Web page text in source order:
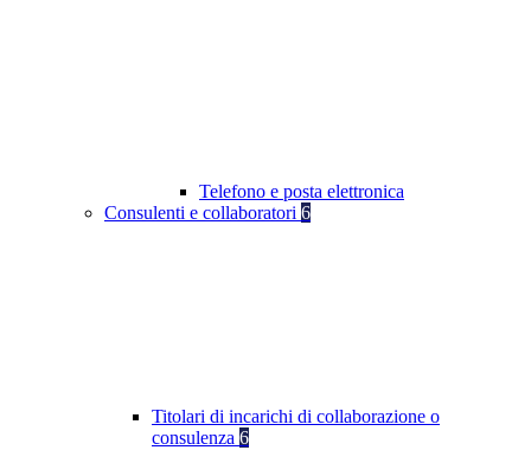
Telefono e posta elettronica
Consulenti e collaboratori 6
Titolari di incarichi di collaborazione o
consulenza 6